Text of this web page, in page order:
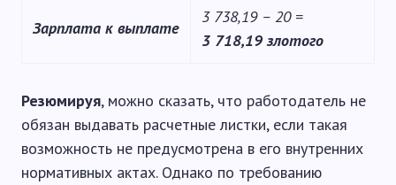
Зарплата к выплате
3 738,19 – 20 =
3 718,19 злотого
Резюмируя, можно сказать, что работодатель не
обязан выдавать расчетные листки, если такая
возможность не предусмотрена в его внутренних
нормативных актах. Однако по требованию